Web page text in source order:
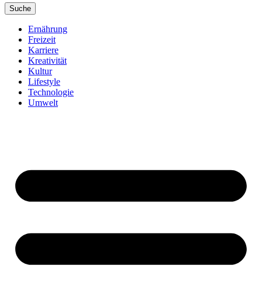
Suche
Ernährung
Freizeit
Karriere
Kreativität
Kultur
Lifestyle
Technologie
Umwelt